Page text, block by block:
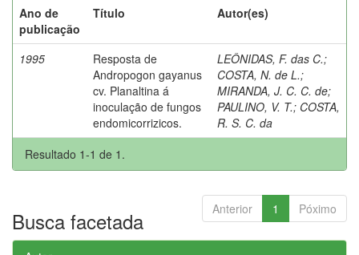
Ano de
publicação
Título Autor(es)
1995
Resposta de
Andropogon gayanus
cv. Planaltina á
inoculação de fungos
endomicorrizicos.
LEÔNIDAS, F. das C.;
COSTA, N. de L.;
MIRANDA, J. C. C. de;
PAULINO, V. T.; COSTA,
R. S. C. da
Resultado 1-1 de 1.
Anterior 1 Póximo
Busca facetada